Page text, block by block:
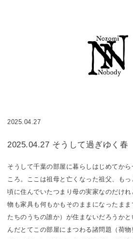
2025.04.27
2025.04.27 そうして過ぎゆく春
そうして千葉の部屋に暮らしはじめてか
ころ。ここは祖母と亡くなった祖父、も
頃に住んでいたつまり母の実家なのだけ
物も家具も何もかもそのままになったま
たちのうちの誰か）が住まないだろうか
んだとてこの部屋にまつわる諸問題（荷